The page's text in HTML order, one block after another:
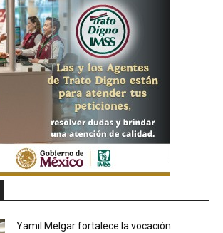
Yamil Melgar fortalece la vocación